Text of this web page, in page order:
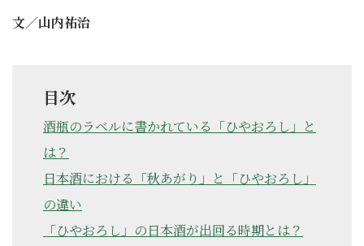
文／山内祐治
目次
酒瓶のラベルに書かれている「ひやおろし」と
は？
日本酒における「秋あがり」と「ひやおろし」
の違い
「ひやおろし」の日本酒が出回る時期とは？